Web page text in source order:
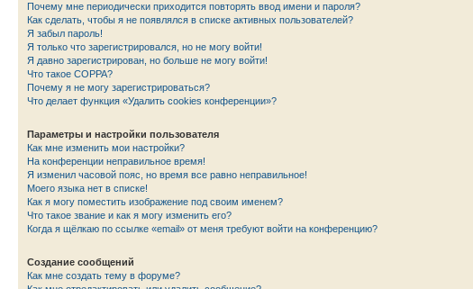
Почему мне периодически приходится повторять ввод имени и пароля?
Как сделать, чтобы я не появлялся в списке активных пользователей?
Я забыл пароль!
Я только что зарегистрировался, но не могу войти!
Я давно зарегистрирован, но больше не могу войти!
Что такое COPPA?
Почему я не могу зарегистрироваться?
Что делает функция «Удалить cookies конференции»?
Параметры и настройки пользователя
Как мне изменить мои настройки?
На конференции неправильное время!
Я изменил часовой пояс, но время все равно неправильное!
Моего языка нет в списке!
Как я могу поместить изображение под своим именем?
Что такое звание и как я могу изменить его?
Когда я щёлкаю по ссылке «email» от меня требуют войти на конференцию?
Создание сообщений
Как мне создать тему в форуме?